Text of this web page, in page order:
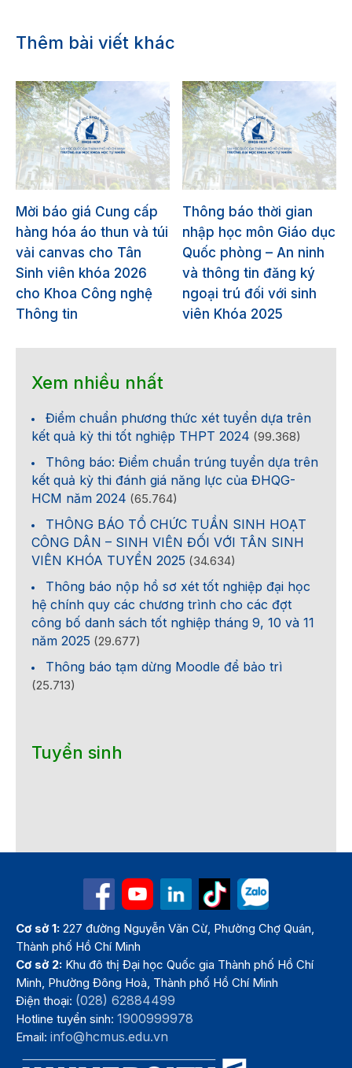
Thêm bài viết khác
Mời báo giá Cung cấp
hàng hóa áo thun và túi
vải canvas cho Tân
Sinh viên khóa 2026
cho Khoa Công nghệ
Thông tin
Thông báo thời gian
nhập học môn Giáo dục
Quốc phòng – An ninh
và thông tin đăng ký
ngoại trú đối với sinh
viên Khóa 2025
Xem nhiều nhất
Điểm chuẩn phương thức xét tuyển dựa trên
kết quả kỳ thi tốt nghiệp THPT 2024 (99.368)
Thông báo: Điểm chuẩn trúng tuyển dựa trên
kết quả kỳ thi đánh giá năng lực của ĐHQG-
HCM năm 2024 (65.764)
THÔNG BÁO TỔ CHỨC TUẦN SINH HOẠT
CÔNG DÂN – SINH VIÊN ĐỐI VỚI TÂN SINH
VIÊN KHÓA TUYỂN 2025 (34.634)
Thông báo nộp hồ sơ xét tốt nghiệp đại học
hệ chính quy các chương trình cho các đợt
công bố danh sách tốt nghiệp tháng 9, 10 và 11
năm 2025 (29.677)
Thông báo tạm dừng Moodle để bảo trì
(25.713)
Tuyển sinh
Cơ sở 1: 227 đường Nguyễn Văn Cừ, Phường Chợ Quán,
Thành phố Hồ Chí Minh
Cơ sở 2: Khu đô thị Đại học Quốc gia Thành phố Hồ Chí
Minh, Phường Đông Hoà, Thành phố Hồ Chí Minh
Điện thoại: (028) 62884499
Hotline tuyển sinh:1900999978
Email:info@hcmus.edu.vn